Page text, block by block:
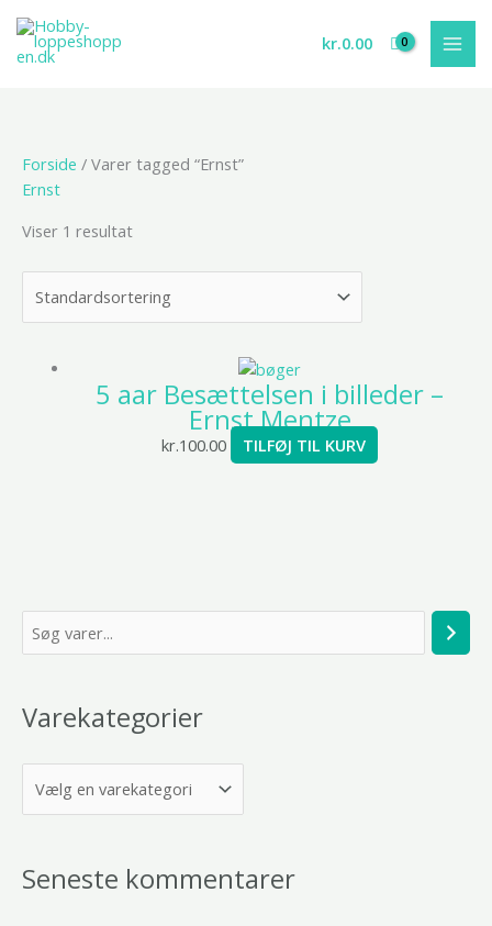
indholdet
kr.0.00
ø
Varekategorier
Seneste kommentarer
Forside / Varer tagged “Ernst”
Ernst
Viser 1 resultat
5 aar Besættelsen i billeder –
Ernst Mentze
kr.100.00 TILFØJ TIL KURV